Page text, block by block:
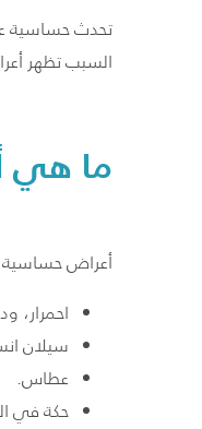
تحدث حساسية
السبب تظهر
ما هي
أعراض حساسية
احمرار،
سيلان
عطاس.
حكة في